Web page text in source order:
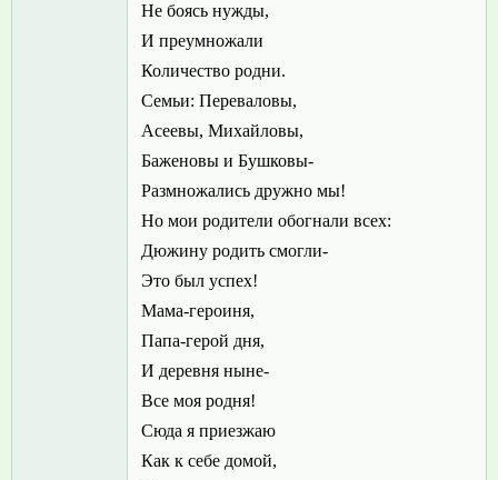
Не боясь нужды,
И преумножали
Количество родни.
Семьи: Переваловы,
Асеевы, Михайловы,
Баженовы и Бушковы-
Размножались дружно мы!
Но мои родители обогнали всех:
Дюжину родить смогли-
Это был успех!
Мама-героиня,
Папа-герой дня,
И деревня ныне-
Все моя родня!
Сюда я приезжаю
Как к себе домой,